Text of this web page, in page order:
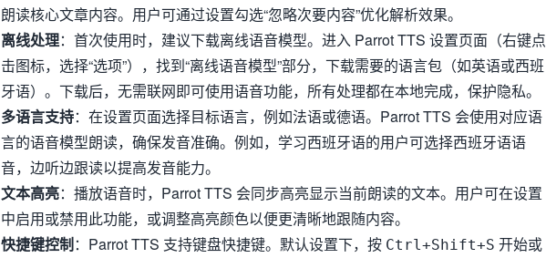
朗读核心文章内容。用户可通过设置勾选“忽略次要内容”优化解析效果。
离线处理：首次使用时，建议下载离线语音模型。进入 Parrot TTS 设置页面（右键点
击图标，选择“选项”），找到“离线语音模型”部分，下载需要的语言包（如英语或西班
牙语）。下载后，无需联网即可使用语音功能，所有处理都在本地完成，保护隐私。
多语言支持：在设置页面选择目标语言，例如法语或德语。Parrot TTS 会使用对应语
言的语音模型朗读，确保发音准确。例如，学习西班牙语的用户可选择西班牙语语
音，边听边跟读以提高发音能力。
文本高亮：播放语音时，Parrot TTS 会同步高亮显示当前朗读的文本。用户可在设置
中启用或禁用此功能，或调整高亮颜色以便更清晰地跟随内容。
快捷键控制：Parrot TTS 支持键盘快捷键。默认设置下，按 Ctrl+Shift+S 开始或